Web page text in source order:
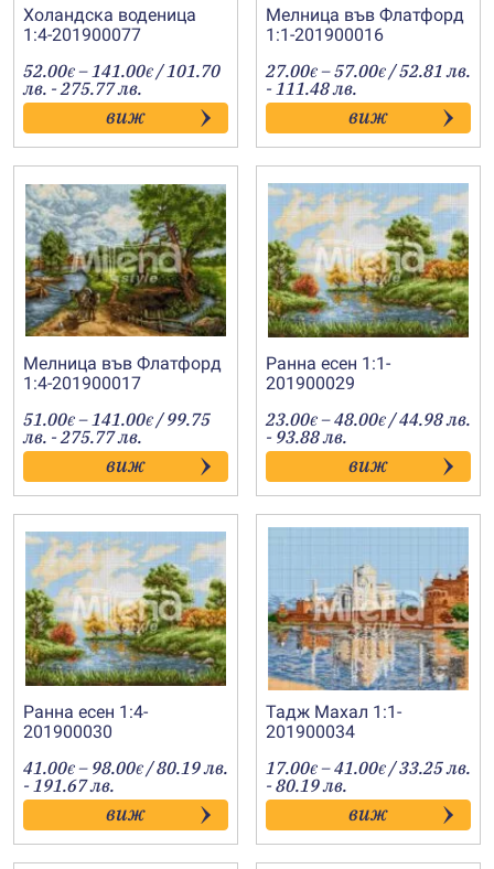
Холандска воденица
1:4-201900077
52.00€ –141.00€Price
range:
52.00€
through
141.00€
/ 101.70
лв. - 275.77 лв.
виж
Мелница във Флатфорд
1:1-201900016
27.00€ –57.00€Price
range:
27.00€
through
57.00€
/ 52.81 лв.
- 111.48 лв.
виж
Мелница във Флатфорд
1:4-201900017
51.00€ –141.00€Price
range:
51.00€
through
141.00€
/ 99.75
лв. - 275.77 лв.
виж
Ранна есен 1:1-
201900029
23.00€ –48.00€Price
range:
23.00€
through
48.00€
/ 44.98 лв.
- 93.88 лв.
виж
Ранна есен 1:4-
201900030
41.00€ – 98.00€Price
range:
41.00€
through
98.00€
/ 80.19 лв.
- 191.67 лв.
виж
Тадж Махал 1:1-
201900034
17.00€ –41.00€Price
range:
17.00€
through
41.00€
/ 33.25 лв.
- 80.19 лв.
виж